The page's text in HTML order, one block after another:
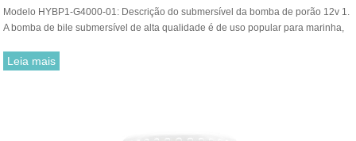
Modelo HYBP1-G4000-01: Descrição do submersível da bomba de porão 12v 1.
A bomba de bile submersível de alta qualidade é de uso popular para marinha,
aço inoxidável e corpos termoplásticos resistentes. 3. Totalmente submersível e
Leia mais